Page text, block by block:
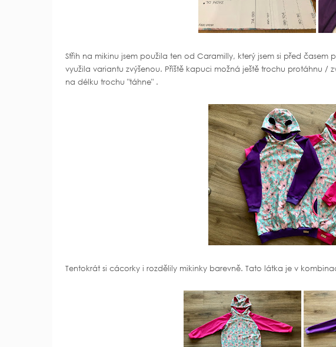
Střih na mikinu jsem použila ten od Caramilly, který jsem si před
využila variantu zvýšenou. Příště kapuci možná ještě trochu protáhnu /
na délku trochu "táhne" .
Tentokrát si cácorky i rozdělily mikinky barevně. Tato látka je v